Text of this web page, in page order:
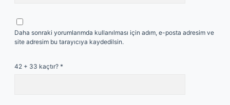
Daha sonraki yorumlarımda kullanılması için adım, e-posta adresim ve
site adresim bu tarayıcıya kaydedilsin.
42 + 33 kaçtır? *